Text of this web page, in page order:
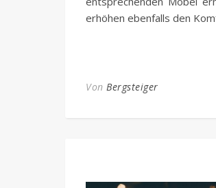
erhöhen ebenfalls den
Von Bergsteiger